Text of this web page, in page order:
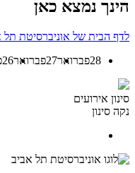
הינך נמצא כאן
לדף הבית של אוניברסיטת תל
28פברואר27פברואר26
סינון אירועים
נקה סינון